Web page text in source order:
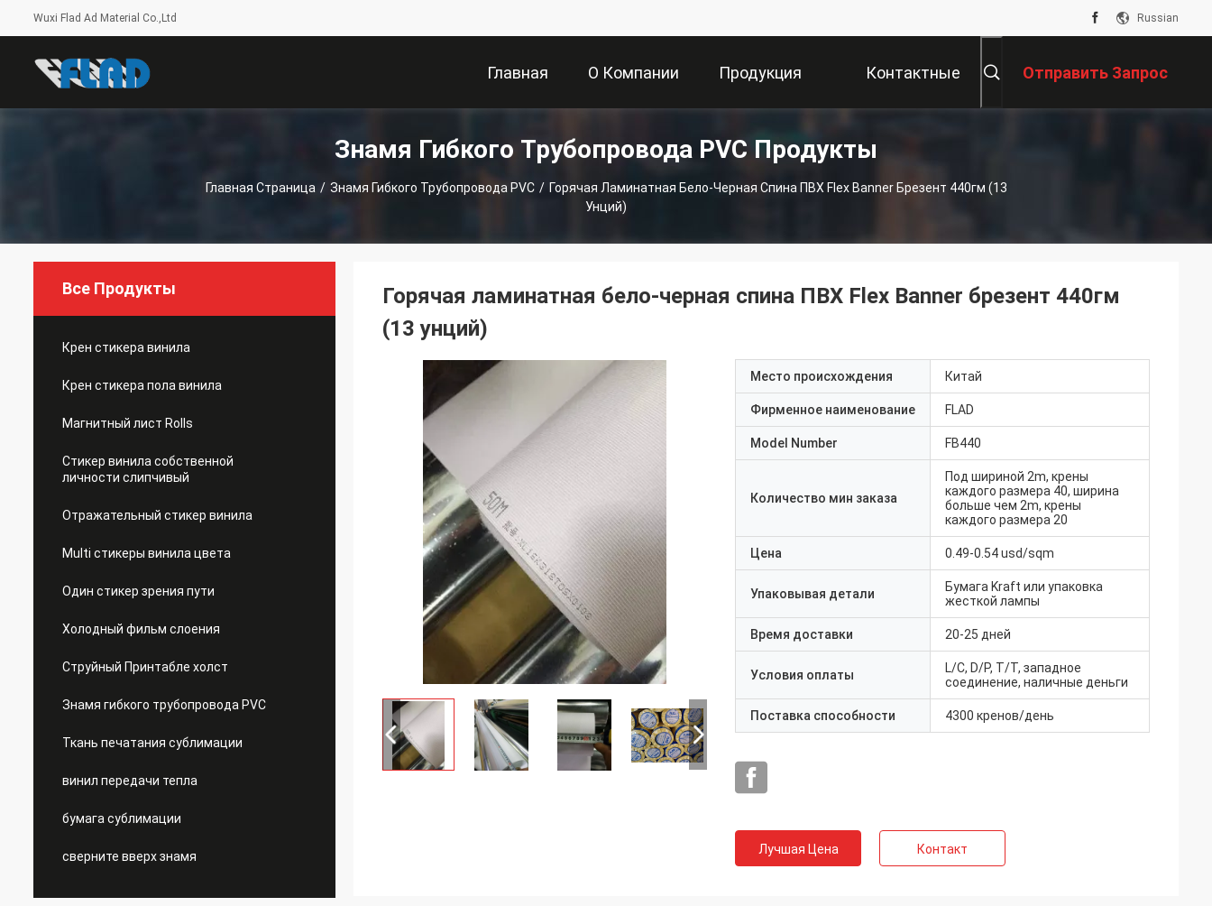
Wuxi Flad Ad Material Co.,Ltd Russian
Главная
Страница
О Компании Продукция Контактные Отправить Запрос
Знамя Гибкого Трубопровода PVC Продукты
Главная Страница / Знамя Гибкого Трубопровода PVC / Горячая Ламинатная Бело-Черная Спина ПВХ Flex Banner Брезент 440гм (13
Унций)
Все Продукты
Крен стикера винила
Крен стикера пола винила
Магнитный лист Rolls
Стикер винила собственной
личности слипчивый
Отражательный стикер винила
Multi стикеры винила цвета
Один стикер зрения пути
Холодный фильм слоения
Струйный Принтабле холст
Знамя гибкого трубопровода PVC
Ткань печатания сублимации
винил передачи тепла
бумага сублимации
сверните вверх знамя
Горячая ламинатная бело-черная спина ПВХ Flex Banner брезент 440гм
(13 унций)
Место происхождения Китай
Фирменное наименование FLAD
Model Number FB440
Количество мин заказа
Под шириной 2m, крены
каждого размера 40, ширина
больше чем 2m, крены
каждого размера 20
Цена 0.49-0.54 usd/sqm
Упаковывая детали
Бумага Kraft или упаковка
жесткой лампы
Время доставки 20-25 дней
Условия оплаты
L/C, D/P, T/T, западное
соединение, наличные деньги
Поставка способности 4300 кренов/день
Лучшая Цена Контакт